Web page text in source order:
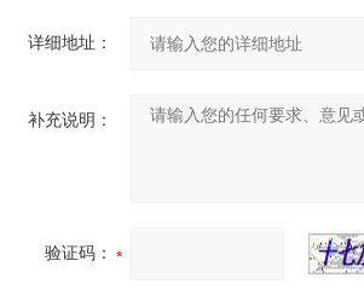
详细地址：
补充说明：
验证码：